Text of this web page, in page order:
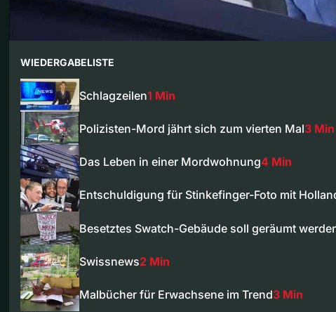
WIEDERGABELISTE
Schlagzeilen1 Min
Polizisten-Mord jährt sich zum vierten Mal3 Min
Das Leben in einer Mordwohnung4 Min
Entschuldigung für Stinkefinger-Foto mit
Besetztes Swatch-Gebäude soll geräumt
Swissnews2 Min
Malbücher für Erwachsene im Trend3 Min